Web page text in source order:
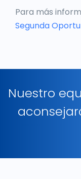
Para más
Segunda
Nuestro